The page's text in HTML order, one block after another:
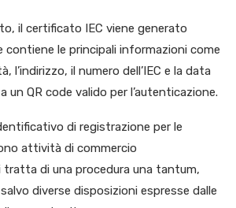
il certificato IEC viene generato
le principali informazioni come
l’indirizzo, il numero dell’IEC e la data
un QR code valido per l’autenticazione.
di registrazione per le
attività di commercio
di una procedura una tantum,
diverse disposizioni espresse dalle